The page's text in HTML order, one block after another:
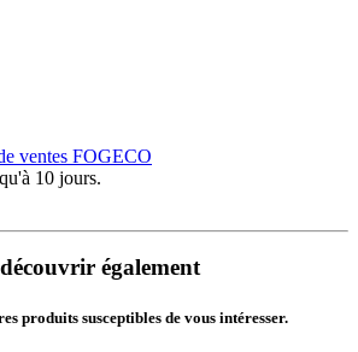
ventes FOGECO
10 jours.
également
produits susceptibles de vous intéresser.